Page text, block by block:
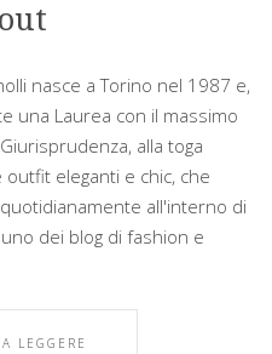
nasce a Torino nel 1987 e,
una Laurea con il massimo
alla toga
eleganti e chic, che
all'interno di
dei blog di fashion e
LEGGERE